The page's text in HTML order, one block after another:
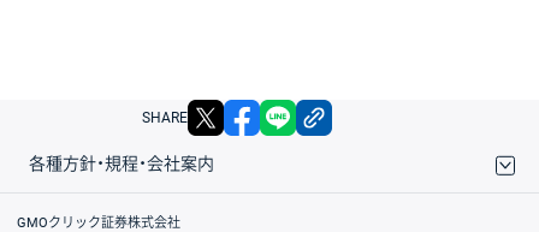
SHARE X facebook
各種方針・規程・会社案内
取引規程・約款
サイトマップ
その他のご案内
個人情報保護方針
最良執行方針
サイトのご利用について
ディスクレイマー
信託保全
リスク説明
会社案内
GMOクリック証券株式会社